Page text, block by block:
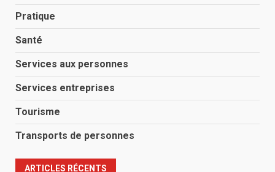
Pratique
Santé
Services aux personnes
Services entreprises
Tourisme
Transports de personnes
ARTICLES RÉCENTS